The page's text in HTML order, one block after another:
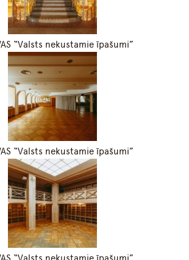
“Valsts nekustamie īpašumi”
“Valsts nekustamie īpašumi”